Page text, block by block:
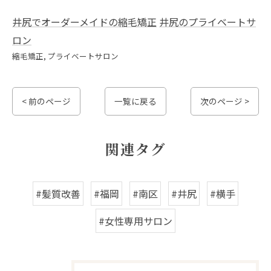
井尻でオーダーメイドの縮毛矯正 井尻のプライベートサ
ロン
縮毛矯正 プライベートサロン
< 前のページ 一覧に戻る 次のページ >
関連タグ
#髪質改善 #福岡 #南区 #井尻
#横手
#女性専用サロン